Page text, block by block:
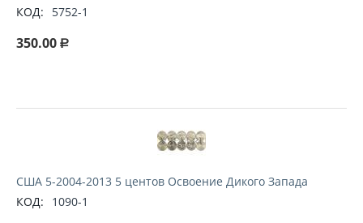
КОД:
5752-1
350.00 Р
США 5-2004-2013 5 центов Освоение Дикого Запада
КОД:
1090-1